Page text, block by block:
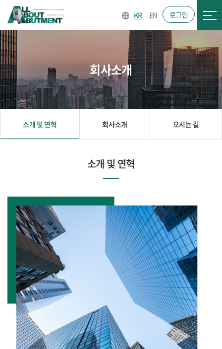
KR EN 로그인
회사소개
소개 및 연혁 회사소개 오시는 길
소개 및 연혁